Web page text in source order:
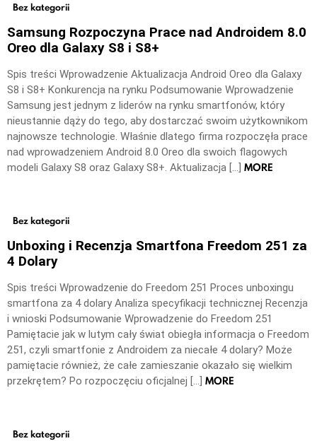
Bez kategorii
Samsung Rozpoczyna Prace nad Androidem 8.0
Oreo dla Galaxy S8 i S8+
Spis treści Wprowadzenie Aktualizacja Android Oreo dla Galaxy
S8 i S8+ Konkurencja na rynku Podsumowanie Wprowadzenie
Samsung jest jednym z liderów na rynku smartfonów, który
nieustannie dąży do tego, aby dostarczać swoim użytkownikom
najnowsze technologie. Właśnie dlatego firma rozpoczęła prace
nad wprowadzeniem Android 8.0 Oreo dla swoich flagowych
modeli Galaxy S8 oraz Galaxy S8+. Aktualizacja […] MORE
Bez kategorii
Unboxing i Recenzja Smartfona Freedom 251 za
4 Dolary
Spis treści Wprowadzenie do Freedom 251 Proces unboxingu
smartfona za 4 dolary Analiza specyfikacji technicznej Recenzja
i wnioski Podsumowanie Wprowadzenie do Freedom 251
Pamiętacie jak w lutym cały świat obiegła informacja o Freedom
251, czyli smartfonie z Androidem za niecałe 4 dolary? Może
pamiętacie również, że całe zamieszanie okazało się wielkim
przekrętem? Po rozpoczęciu oficjalnej […] MORE
Bez kategorii